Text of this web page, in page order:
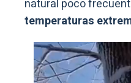
natural poco
temperaturas